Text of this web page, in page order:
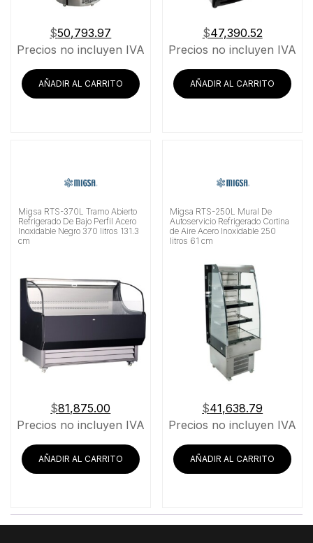
$50,793.97
Precios no incluyen IVA
AÑADIR AL CARRITO
$47,390.52
Precios no incluyen IVA
AÑADIR AL CARRITO
Migsa RTS-370L Tramo Abierto
Refrigerado De Bajo Perfil Acero
Inoxidable Negro 370 litros 131.3
cm
$81,875.00
Precios no incluyen IVA
AÑADIR AL CARRITO
Migsa RTS-250L Mural De
Autoservicio Refrigerado Cortina
de Aire Acero Inoxidable 250
litros 61 cm
$41,638.79
Precios no incluyen IVA
AÑADIR AL CARRITO